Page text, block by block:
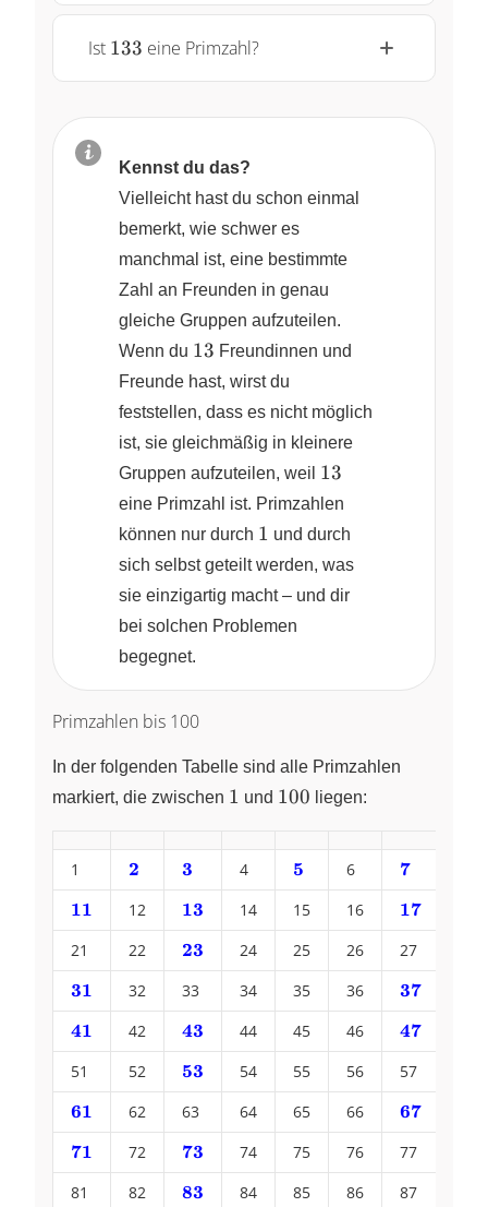
Ist 133
133 eine Primzahl?
Kennst du das?
Vielleicht hast du schon einmal
bemerkt, wie schwer es
manchmal ist, eine bestimmte
Zahl an Freunden in genau
gleiche Gruppen aufzuteilen.
Wenn du 13
13 Freundinnen und
Freunde hast, wirst du
feststellen, dass es nicht möglich
ist, sie gleichmäßig in kleinere
Gruppen aufzuteilen, weil 13
13
eine Primzahl ist. Primzahlen
können nur durch 1
1 und durch
sich selbst geteilt werden, was
sie einzigartig macht – und dir
bei solchen Problemen
begegnet.
Primzahlen bis 100
In der folgenden Tabelle sind alle Primzahlen
markiert, die zwischen 1
1 und 100
100 liegen:
1
\bf
\color{blue}
{2}
2
\bf
\color{blue}
{3}
3 4
\bf
\color{blue}
{5}
5 6
\bf
{7}
7
\bf
\color{blue}
{11}
11 12
\bf
\color{blue}
{13}
13 14 15 16
\bf
{17}
17
21
22
\bf
\color{blue}
{23}
23 24 25 26 27
\bf
\color{blue}
{31}
31 32 33 34 35 36
\bf
{37}
37
\bf
\color{blue}
{41}
41 42
\bf
\color{blue}
{43}
43 44 45 46
\bf
{47}
47
51
52
\bf
\color{blue}
{53}
53 54 55 56 57
\bf
\color{blue}
{61}
61 62 63 64 65 66
\bf
{67}
67
\bf
\color{blue}
{71}
71 72
\bf
\color{blue}
{73}
73 74 75 76 77
81
82
\bf
83 84 85 86 87